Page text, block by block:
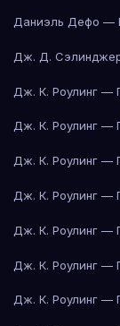
Даниэль Дефо —
Дж. Д.
Дж. К. Роулинг —
Дж. К. Роулинг —
Дж. К. Роулинг —
Дж. К. Роулинг —
Дж. К. Роулинг —
Дж. К. Роулинг —
Дж. К. Роулинг —